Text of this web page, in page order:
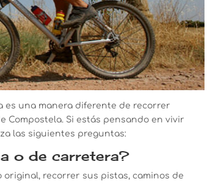
es una manera diferente de recorrer
Compostela. Si estás pensando en vivir
las siguientes preguntas:
o de carretera?
recorrer sus pistas, caminos de